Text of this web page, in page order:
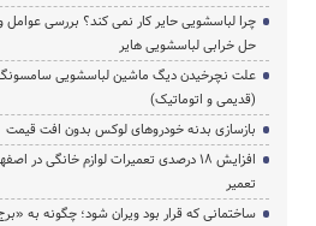
چرا لباسشویی حایر کار نمی کند؟ بررسی عوامل
حل خرابی لباسشویی هایر
علت نچرخیدن دیگ ماشین لباسشویی
(قدیمی و اتوماتیک)
بازسازی بدنه خودروهای لوکس بدون افت قیمت
افزایش ۱۸ درصدی تعمیرات لوازم خانگی در
تعمیر
ساختمانی که قرار بود ویران شود؛ چگونه به